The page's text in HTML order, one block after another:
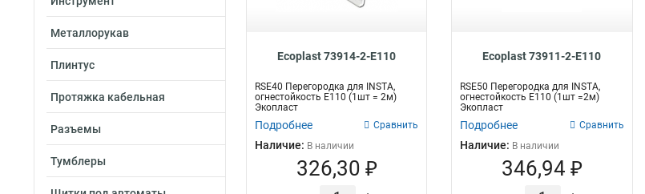
Металлорукав
Плинтус
Протяжка кабельная
Разъемы
Тумблеры
Ecoplast 73914-2-E110
RSE40 Перегородка для INSTA,
огнестойкость E110 (1шт = 2м)
Экопласт
Подробнее Сравнить
Наличие: В наличии
326,30 ₽
Ecoplast 73911-2-E110
RSE50 Перегородка для INSTA,
огнестойкость E110 (1шт =2м)
Экопласт
Подробнее Сравнить
Наличие: В наличии
346,94 ₽